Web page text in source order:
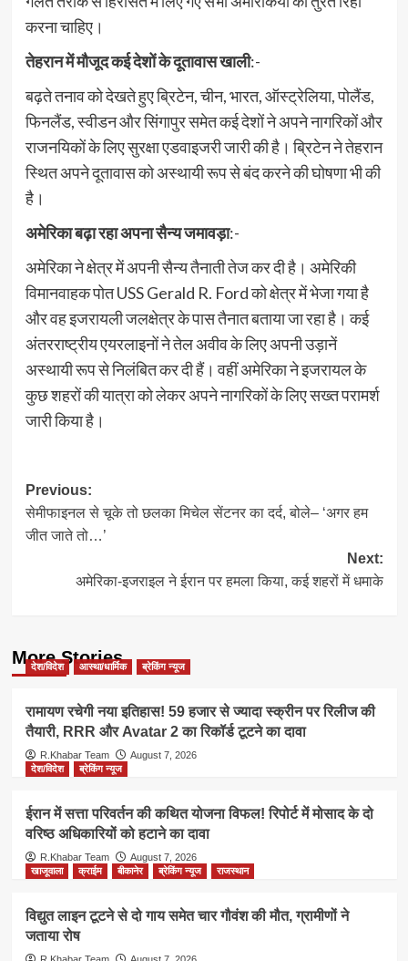
करना चाहिए।
तेहरान में मौजूद कई देशों के दूतावास खाली:-
बढ़ते तनाव को देखते हुए ब्रिटेन, चीन, भारत, ऑस्ट्रेलिया, पोलैंड,
फिनलैंड, स्वीडन और सिंगापुर समेत कई देशों ने अपने नागरिकों और
राजनयिकों के लिए सुरक्षा एडवाइजरी जारी की है। ब्रिटेन ने तेहरान
स्थित अपने दूतावास को अस्थायी रूप से बंद करने की घोषणा भी की
है।
अमेरिका बढ़ा रहा अपना सैन्य जमावड़ा:-
अमेरिका ने क्षेत्र में अपनी सैन्य तैनाती तेज कर दी है। अमेरिकी
विमानवाहक पोत USS Gerald R. Ford को क्षेत्र में भेजा गया है
और वह इजरायली जलक्षेत्र के पास तैनात बताया जा रहा है। कई
अंतरराष्ट्रीय एयरलाइनों ने तेल अवीव के लिए अपनी उड़ानें
अस्थायी रूप से निलंबित कर दी हैं। वहीं अमेरिका ने इजरायल के
कुछ शहरों की यात्रा को लेकर अपने नागरिकों के लिए सख्त परामर्श
जारी किया है।
Post
navigation
Previous:
सेमीफाइनल से चूके तो छलका मिचेल सेंटनर का दर्द, बोले– ‘अगर हम
जीत जाते तो…’
Next:
अमेरिका-इजराइल ने ईरान पर हमला किया, कई शहरों में धमाके
More Stories
देश/विदेश आस्था/धार्मिक ब्रेकिंग न्यूज
रामायण रचेगी नया इतिहास! 59 हजार से ज्यादा स्क्रीन पर रिलीज की
तैयारी, RRR और Avatar 2 का रिकॉर्ड टूटने का दावा
R.Khabar Team
August 7, 2026
देश/विदेश
ब्रेकिंग न्यूज
ईरान में सत्ता परिवर्तन की कथित योजना विफल! रिपोर्ट में मोसाद के दो
वरिष्ठ अधिकारियों को हटाने का दावा
R.Khabar Team
August 7, 2026
खाजूवाला
क्राईम बीकानेर ब्रेकिंग न्यूज राजस्थान
विद्युत लाइन टूटने से दो गाय समेत चार गौवंश की मौत, ग्रामीणों ने
जताया रोष